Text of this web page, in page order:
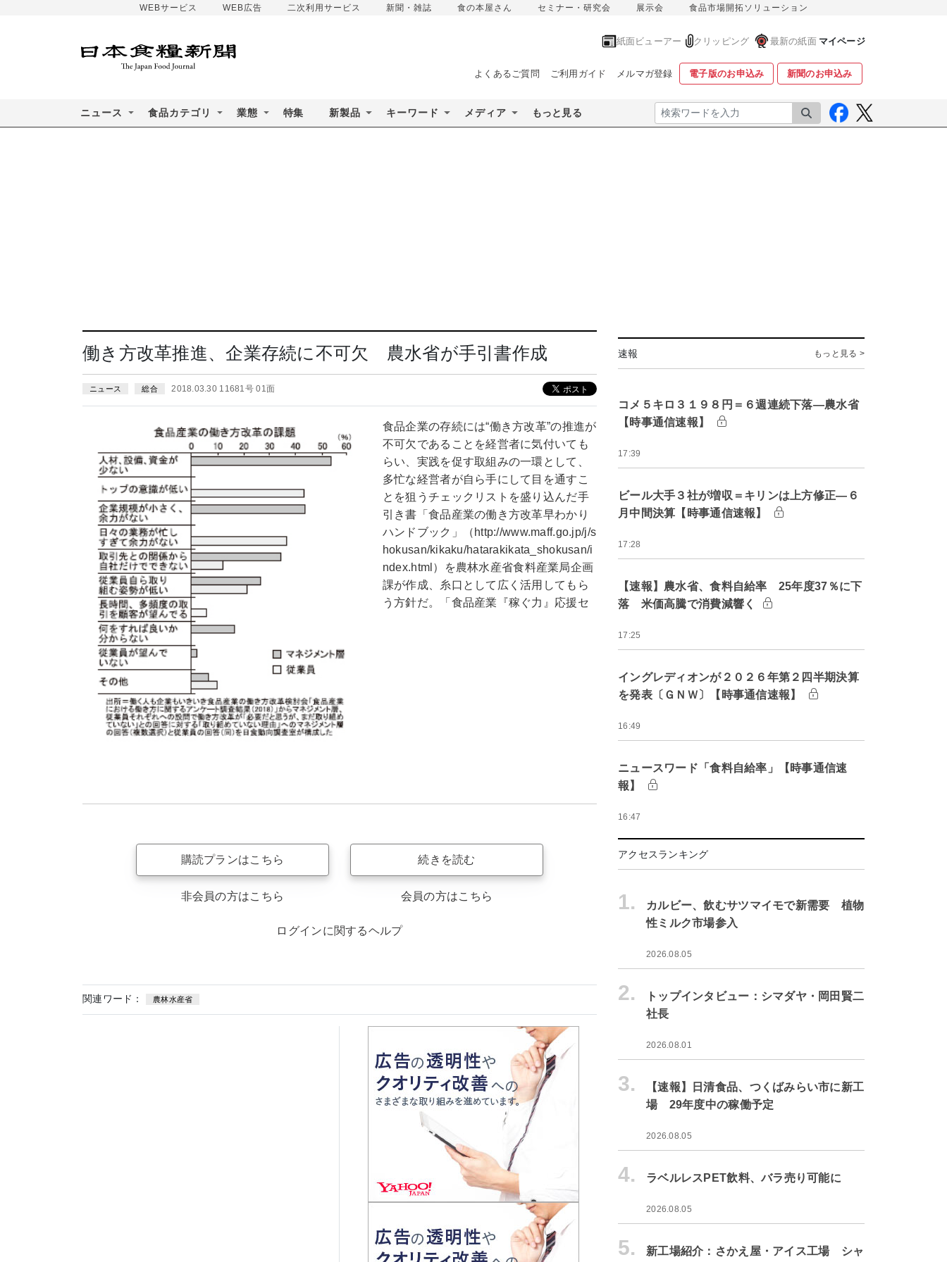
WEBサービス WEB広告 二次利用サービス 新聞・雑誌 食の本屋さん セミナー・研究会 展示会 食品市場開拓ソリューション
紙面ビューアー クリッピング 最新の紙面 マイページ
よくあるご質問 ご利用ガイド メルマガ登録 電子版のお申込み 新聞のお申込み
ニュース 食品カテゴリ 業態 特集 新製品 キーワード メディア もっと見る 検索
働き方改革推進、企業存続に不可欠 農水省が手引書作成
ニュース 総合 2018.03.30 11681号 01面
食品企業の存続には“働き方改革”の推進が
不可欠であることを経営者に気付いても
らい、実践を促す取組みの一環として、
多忙な経営者が自ら手にして目を通すこ
とを狙うチェックリストを盛り込んだ手
引き書「食品産業の働き方改革早わかり
ハンドブック」（http://www.maff.go.jp/j/s
hokusan/kikaku/hatarakikata_shokusan/i
ndex.html）を農林水産省食料産業局企画
課が作成、糸口として広く活用してもら
う方針だ。「食品産業『稼ぐ力』応援セ
購読プランはこちら
非会員の方はこちら
続きを読む
会員の方はこちら
ログインに関するヘルプ
関連ワード： 農林水産省
速報 もっと見る >
コメ５キロ３１９８円＝６週連続下落―農水省
【時事通信速報】
17:39
ビール大手３社が増収＝キリンは上方修正―６
月中間決算【時事通信速報】
17:28
【速報】農水省、食料自給率 25年度37％に下
落 米価高騰で消費減響く
17:25
イングレディオンが２０２６年第２四半期決算
を発表〔ＧＮＷ〕【時事通信速報】
16:49
ニュースワード「食料自給率」【時事通信速
報】
16:47
アクセスランキング
1.
カルビー、飲むサツマイモで新需要 植物
性ミルク市場参入
2026.08.05
2.
トップインタビュー：シマダヤ・岡田賢二
社長
2026.08.01
3.
【速報】日清食品、つくばみらい市に新工
場 29年度中の稼働予定
2026.08.05
4. ラベルレスPET飲料、バラ売り可能に
2026.08.05
5. 新工場紹介：さかえ屋・アイス工場 シャ